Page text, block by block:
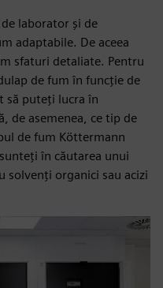
laborator și de
adaptabile. De aceea
sfaturi detaliate. Pentru
de fum în funcție de
să puteți lucra în
de asemenea, ce tip de
de fum Köttermann
în căutarea unui
solvenți organici sau acizi